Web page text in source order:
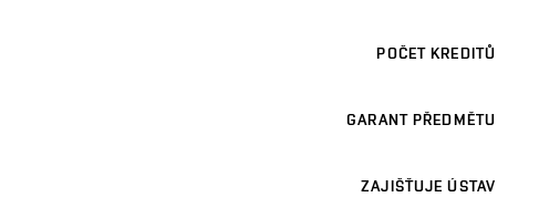
POČET KREDITŮ
GARANT PŘEDMĚTU
ZAJIŠŤUJE ÚSTAV